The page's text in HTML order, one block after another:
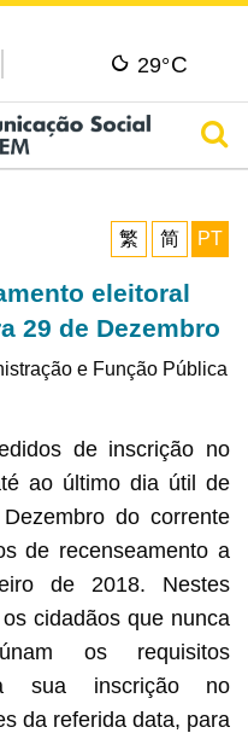
29°C
繁
简 PT
eleitoral
29 de Dezembro
e Função Pública
de inscrição no
ao último dia útil de
do corrente
de recenseamento a
de 2018. Nestes
cidadãos que nunca
os requisitos
a sua inscrição no
da referida data, para